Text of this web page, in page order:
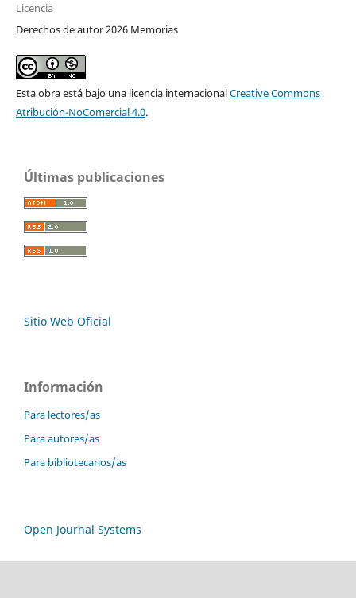
Licencia
Derechos de autor 2026 Memorias
Esta obra está bajo una licencia internacionalCreative Commons
Atribución-NoComercial 4.0.
Últimas publicaciones
Sitio Web Oficial
Información
Para lectores/as
Para autores/as
Para bibliotecarios/as
Open Journal Systems